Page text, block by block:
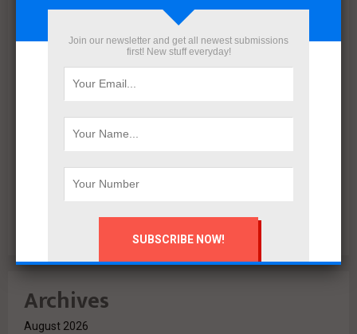
البنك الأهلي المصري وإدارة أمناء الاستثمار يتعاقدان مع رامتان
Archives
August 2026
Join our newsletter and get all newest submissions
first! New stuff everyday!